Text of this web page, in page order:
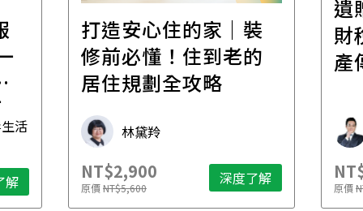
活
解
打造安心住的家｜裝
修前必懂！住到老的
居住規劃全攻略
林黛羚
NT$2,900
原價NT$5,600 深度了解
遺
財
產
原價